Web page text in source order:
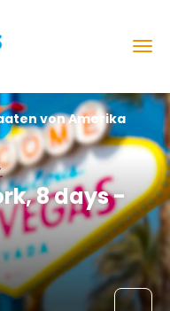
8 days -
von Amerika